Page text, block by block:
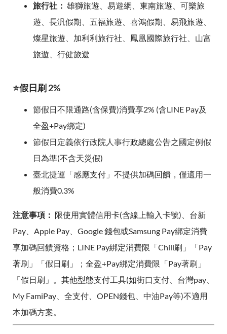
旅行社： 雄獅旅遊、易遊網、東南旅遊、可樂旅
遊、長汎假期、五福旅遊、喜鴻假期、易飛旅遊、
燦星旅遊、加利利旅行社、鳳凰國際旅行社、山富
旅遊、行健旅遊
⭐假日刷 2%
節假日不限通路(含保費)消費享2% (含LINE Pay及
全盈+Pay綁定)
節假日定義依行政院人事行政總處公告之國定例假
日為準(不含天災假)
臺北捷運「感應支付」不提供加碼回饋，僅適用一
般消費0.3%
注意事項： 限使用實體信用卡(含線上輸入卡號)、台新
Pay、Apple Pay、Google 錢包或Samsung Pay綁定消費
享加碼回饋資格；LINE Pay綁定消費限「Chill刷」「Pay
著刷」「假日刷」；全盈+Pay綁定消費限「Pay著刷」
「假日刷」。其他型態支付工具(如街口支付、台灣pay、
My FamiPay、全支付、OPEN錢包、中油Pay等)不適用
本加碼方案。